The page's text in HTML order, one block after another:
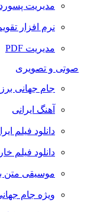
مدیریت پسورد
نرم افزار
مدیریت PDF
صوتی و تصویری
جام جهانی برزیل
آهنگ ایرانی
دانلود فیلم
دانلود فیلم
موسیقی متن
ویژه جام جهانی 2018